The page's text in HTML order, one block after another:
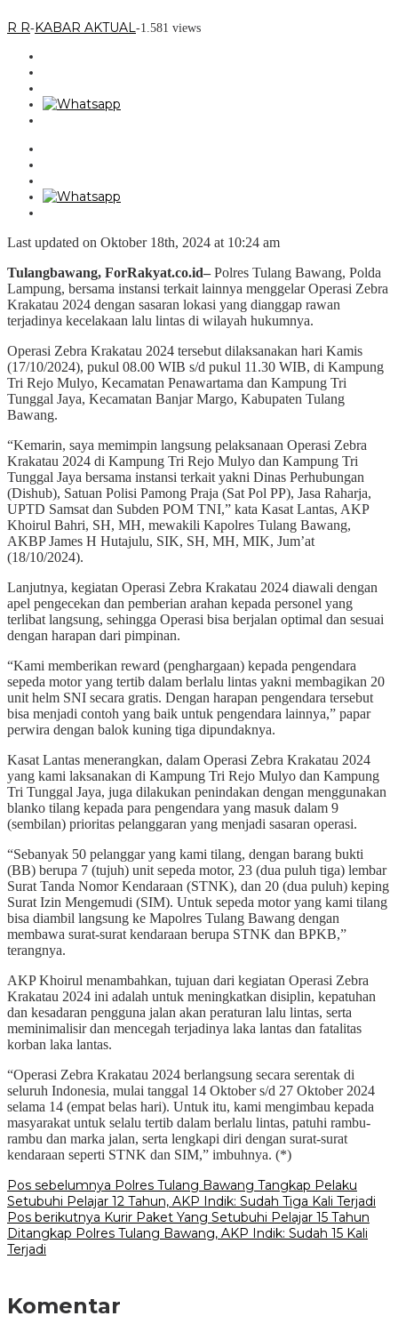
R R-KABAR AKTUAL-1.581 views
Last updated on Oktober 18th, 2024 at 10:24 am
Tulangbawang, ForRakyat.co.id– Polres Tulang Bawang, Polda
Lampung, bersama instansi terkait lainnya menggelar Operasi Zebra
Krakatau 2024 dengan sasaran lokasi yang dianggap rawan
terjadinya kecelakaan lalu lintas di wilayah hukumnya.
Operasi Zebra Krakatau 2024 tersebut dilaksanakan hari Kamis
(17/10/2024), pukul 08.00 WIB s/d pukul 11.30 WIB, di Kampung
Tri Rejo Mulyo, Kecamatan Penawartama dan Kampung Tri
Tunggal Jaya, Kecamatan Banjar Margo, Kabupaten Tulang
Bawang.
“Kemarin, saya memimpin langsung pelaksanaan Operasi Zebra
Krakatau 2024 di Kampung Tri Rejo Mulyo dan Kampung Tri
Tunggal Jaya bersama instansi terkait yakni Dinas Perhubungan
(Dishub), Satuan Polisi Pamong Praja (Sat Pol PP), Jasa Raharja,
UPTD Samsat dan Subden POM TNI,” kata Kasat Lantas, AKP
Khoirul Bahri, SH, MH, mewakili Kapolres Tulang Bawang,
AKBP James H Hutajulu, SIK, SH, MH, MIK, Jum’at
(18/10/2024).
Lanjutnya, kegiatan Operasi Zebra Krakatau 2024 diawali dengan
apel pengecekan dan pemberian arahan kepada personel yang
terlibat langsung, sehingga Operasi bisa berjalan optimal dan sesuai
dengan harapan dari pimpinan.
“Kami memberikan reward (penghargaan) kepada pengendara
sepeda motor yang tertib dalam berlalu lintas yakni membagikan 20
unit helm SNI secara gratis. Dengan harapan pengendara tersebut
bisa menjadi contoh yang baik untuk pengendara lainnya,” papar
perwira dengan balok kuning tiga dipundaknya.
Kasat Lantas menerangkan, dalam Operasi Zebra Krakatau 2024
yang kami laksanakan di Kampung Tri Rejo Mulyo dan Kampung
Tri Tunggal Jaya, juga dilakukan penindakan dengan menggunakan
blanko tilang kepada para pengendara yang masuk dalam 9
(sembilan) prioritas pelanggaran yang menjadi sasaran operasi.
“Sebanyak 50 pelanggar yang kami tilang, dengan barang bukti
(BB) berupa 7 (tujuh) unit sepeda motor, 23 (dua puluh tiga) lembar
Surat Tanda Nomor Kendaraan (STNK), dan 20 (dua puluh) keping
Surat Izin Mengemudi (SIM). Untuk sepeda motor yang kami tilang
bisa diambil langsung ke Mapolres Tulang Bawang dengan
membawa surat-surat kendaraan berupa STNK dan BPKB,”
terangnya.
AKP Khoirul menambahkan, tujuan dari kegiatan Operasi Zebra
Krakatau 2024 ini adalah untuk meningkatkan disiplin, kepatuhan
dan kesadaran pengguna jalan akan peraturan lalu lintas, serta
meminimalisir dan mencegah terjadinya laka lantas dan fatalitas
korban laka lantas.
“Operasi Zebra Krakatau 2024 berlangsung secara serentak di
seluruh Indonesia, mulai tanggal 14 Oktober s/d 27 Oktober 2024
selama 14 (empat belas hari). Untuk itu, kami mengimbau kepada
masyarakat untuk selalu tertib dalam berlalu lintas, patuhi rambu-
rambu dan marka jalan, serta lengkapi diri dengan surat-surat
kendaraan seperti STNK dan SIM,” imbuhnya. (*)
Navigasi
pos
Pos sebelumnya Polres Tulang Bawang Tangkap Pelaku
Setubuhi Pelajar 12 Tahun, AKP Indik: Sudah Tiga Kali Terjadi
Pos berikutnya Kurir Paket Yang Setubuhi Pelajar 15 Tahun
Ditangkap Polres Tulang Bawang, AKP Indik: Sudah 15 Kali
Terjadi
Komentar